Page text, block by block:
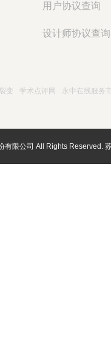
用户协议查询
设计师协议查询
变 学术点评网 永中在线服务
有限公司 All Rights Reserved.